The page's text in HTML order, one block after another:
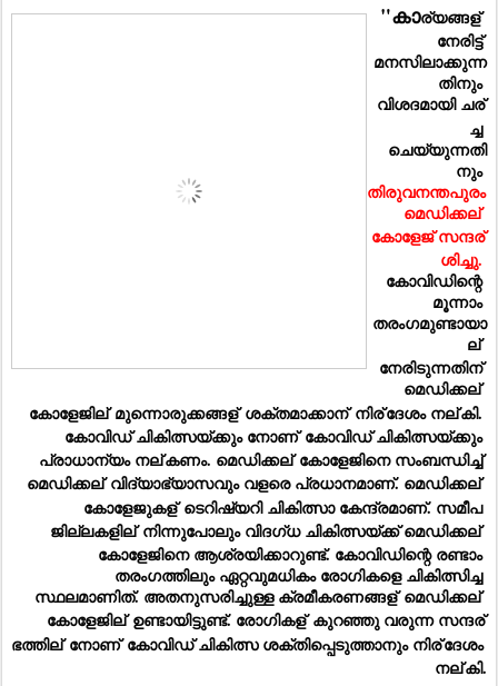
"കാര്യങ്ങള്
നേരിട്ട്
മനസിലാക്കുന്ന
തിനും
വിശദമായി ചര്
ച്ച
ചെയ്യുന്നതി
നും
തിരുവനന്തപുരം
മെഡിക്കല്
കോളേജ് സന്ദര്
ശിച്ചു.
കോവിഡിന്റെ
മൂന്നാം
തരംഗമുണ്ടായാ
ല്
നേരിടുന്നതിന്
മെഡിക്കല്
കോളേജില് മുന്നൊരുക്കങ്ങള് ശക്തമാക്കാന് നിര്ദേശം നല്കി.
കോവിഡ് ചികിത്സയ്ക്കും നോണ് കോവിഡ് ചികിത്സയ്ക്കും
പ്രാധാന്യം നല്കണം. മെഡിക്കല് കോളേജിനെ സംബന്ധിച്ച്
മെഡിക്കല് വിദ്യാഭ്യാസവും വളരെ പ്രധാനമാണ്. മെഡിക്കല്
കോളേജുകള് ടെറിഷ്യറി ചികിത്സാ കേന്ദ്രമാണ്. സമീപ
ജില്ലകളില് നിന്നുപോലും വിദഗ്ധ ചികിത്സയ്ക്ക് മെഡിക്കല്
കോളേജിനെ ആശ്രയിക്കാറുണ്ട്. കോവിഡിന്റെ രണ്ടാം
തരംഗത്തിലും ഏറ്റവുമധികം രോഗികളെ ചികിത്സിച്ച
സ്ഥലമാണിത്. അതനുസരിച്ചുള്ള ക്രമീകരണങ്ങള് മെഡിക്കല്
കോളേജില് ഉണ്ടായിട്ടുണ്ട്. രോഗികള് കുറഞ്ഞു വരുന്ന സന്ദര്
ഭത്തില് നോണ് കോവിഡ് ചികിത്സ ശക്തിപ്പെടുത്താനും നിര്ദേശം
നല്കി.